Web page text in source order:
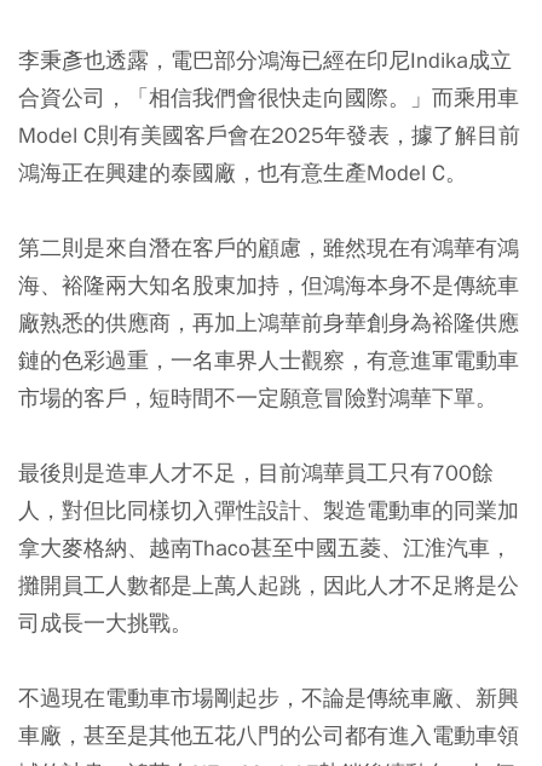
李秉彥也透露，電巴部分鴻海已經在印尼Indika成立
合資公司，「相信我們會很快走向國際。」而乘用車
Model C則有美國客戶會在2025年發表，據了解目前
鴻海正在興建的泰國廠，也有意生產Model C。
第二則是來自潛在客戶的顧慮，雖然現在有鴻華有鴻
海、裕隆兩大知名股東加持，但鴻海本身不是傳統車
廠熟悉的供應商，再加上鴻華前身華創身為裕隆供應
鏈的色彩過重，一名車界人士觀察，有意進軍電動車
市場的客戶，短時間不一定願意冒險對鴻華下單。
最後則是造車人才不足，目前鴻華員工只有700餘
人，對但比同樣切入彈性設計、製造電動車的同業加
拿大麥格納、越南Thaco甚至中國五菱、江淮汽車，
攤開員工人數都是上萬人起跳，因此人才不足將是公
司成長一大挑戰。
不過現在電動車市場剛起步，不論是傳統車廠、新興
車廠，甚至是其他五花八門的公司都有進入電動車領